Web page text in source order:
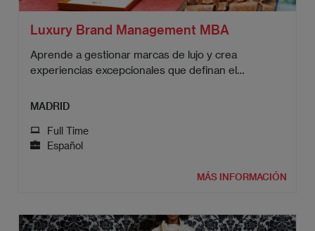
Luxury Brand Management MBA
Aprende a gestionar marcas de lujo y crea
experiencias excepcionales que definan el
MADRID
Full Time
Español
MÁS INFORMACIÓN